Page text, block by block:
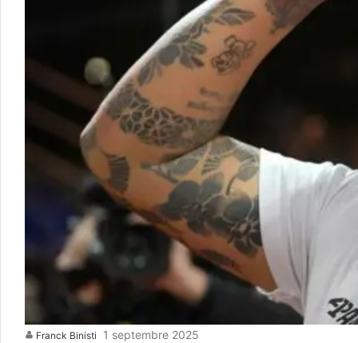
Franck Binisti 1 septembre 2025